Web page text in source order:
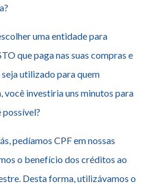
uma entidade para
que paga nas suas compras e
utilizado para quem
você investiria uns minutos para
possível?
pedíamos CPF em nossas
o benefício dos créditos ao
Desta forma, utilizávamos o